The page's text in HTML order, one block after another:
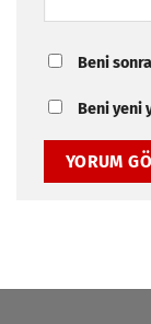
Beni
Beni yeni